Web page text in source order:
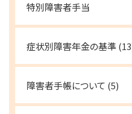
特別障害者手当
症状別障害年金の基準
障害者手帳について (5)